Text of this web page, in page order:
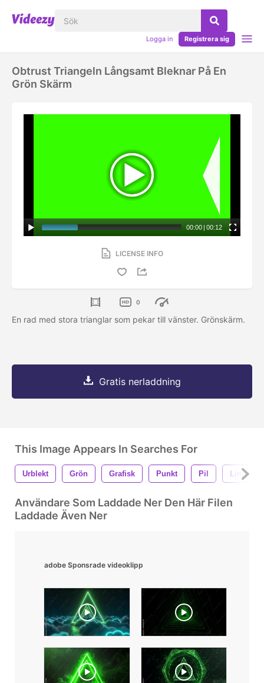
Logga in Registrera sig
Obtrust Triangeln Långsamt Bleknar På En
Grön Skärm
00:00 | 00:12
LICENSE INFO
0
En rad med stora trianglar som pekar till vänster. Grönskärm.
Gratis nerladdning
This Image Appears In Searches For
Urblekt Grön Grafisk Punkt Pil Linje
Användare Som Laddade Ner Den Här Filen
Laddade Även Ner
adobe Sponsrade videoklipp